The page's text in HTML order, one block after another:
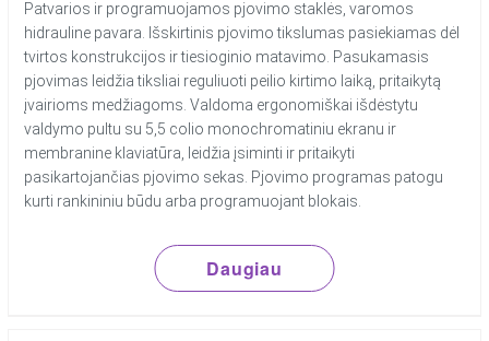
Patvarios ir programuojamos pjovimo staklės, varomos
hidrauline pavara. Išskirtinis pjovimo tikslumas pasiekiamas dėl
tvirtos konstrukcijos ir tiesioginio matavimo. Pasukamasis
pjovimas leidžia tiksliai reguliuoti peilio kirtimo laiką, pritaikytą
įvairioms medžiagoms. Valdoma ergonomiškai išdėstytu
valdymo pultu su 5,5 colio monochromatiniu ekranu ir
membranine klaviatūra, leidžia įsiminti ir pritaikyti
pasikartojančias pjovimo sekas. Pjovimo programas patogu
kurti rankininiu būdu arba programuojant blokais.
Daugiau